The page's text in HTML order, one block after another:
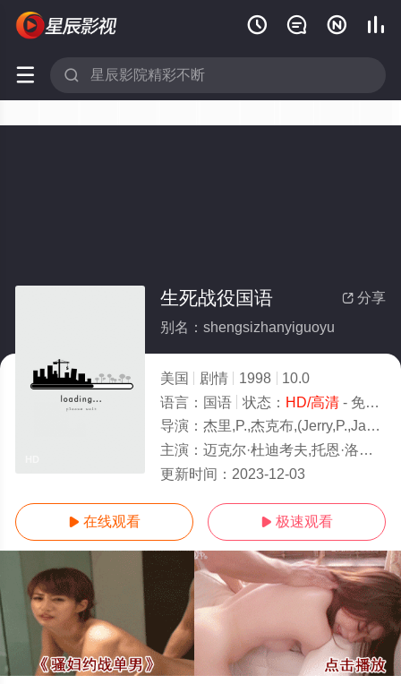
   
 
 分享
生死战役国语
别名：shengsizhanyiguoyu
美国 剧情 1998
10.0
语言： 国语 状态： HD/高清- 免费在线观看
导演： 杰里,P.,杰克布,(Jerry,P.,Jacobs)
主演： 迈克尔·杜迪考夫,托恩·洛茨,罗恩·哈珀
更新时间： 2023-12-03
 在线观看  极速观看